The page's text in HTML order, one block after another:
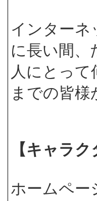
インターネ
に長い間、
人にとっ
までの皆
【キャラ
ホームペー